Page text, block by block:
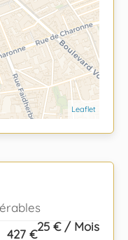
Leaflet
25 € / Mois
427 €